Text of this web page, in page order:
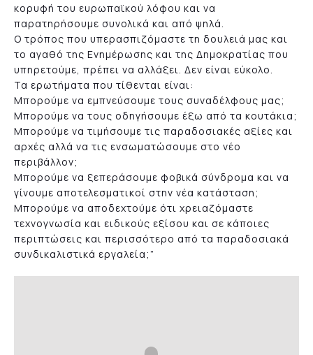
κορυφή του ευρωπαϊκού λόφου και να
παρατηρήσουμε συνολικά και από ψηλά.
Ο τρόπος που υπερασπιζόμαστε τη δουλειά μας και
το αγαθό της Ενημέρωσης και της Δημοκρατίας που
υπηρετούμε, πρέπει να αλλάξει. Δεν είναι εύκολο.
Τα ερωτήματα που τίθενται είναι:
Μπορούμε να εμπνεύσουμε τους συναδέλφους μας;
Μπορούμε να τους οδηγήσουμε έξω από τα κουτάκια;
Μπορούμε να τιμήσουμε τις παραδοσιακές αξίες και
αρχές αλλά να τις ενσωματώσουμε στο νέο
περιβάλλον;
Μπορούμε να ξεπεράσουμε φοβικά σύνδρομα και να
γίνουμε αποτελεσματικοί στην νέα κατάσταση;
Μπορούμε να αποδεχτούμε ότι χρειαζόμαστε
τεχνογνωσία και ειδικούς εξίσου και σε κάποιες
περιπτώσεις και περισσότερο από τα παραδοσιακά
συνδικαλιστικά εργαλεία;”